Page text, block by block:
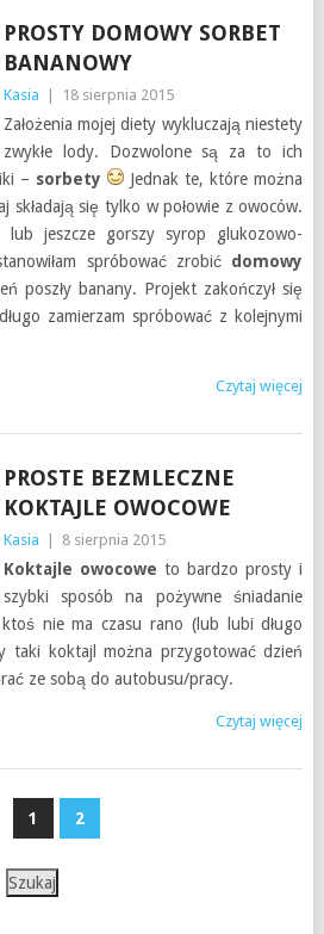
PROSTY DOMOWY SORBET
BANANOWY
Kasia 18 sierpnia 2015
Założenia mojej diety wykluczają niestety
zwykłe lody. Dozwolone są za to ich
– sorbety
Jednak te, które można
składają się tylko w połowie z owoców.
lub jeszcze gorszy syrop glukozowo-
spróbować zrobić domowy
poszły banany. Projekt zakończył się
zamierzam spróbować z kolejnymi
Czytaj więcej
PROSTE BEZMLECZNE
KOKTAJLE OWOCOWE
Kasia 8 sierpnia 2015
Koktajle owocowe to bardzo prosty i
szybki sposób na pożywne śniadanie
nie ma czasu rano (lub lubi długo
taki koktajl można przygotować dzień
ze sobą do autobusu/pracy.
Czytaj więcej
1 2
Szukaj